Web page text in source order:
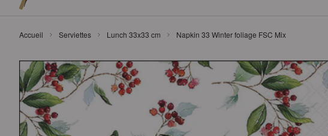
Accueil Serviettes Lunch 33x33 cm Napkin 33 Winter foliage FSC Mix